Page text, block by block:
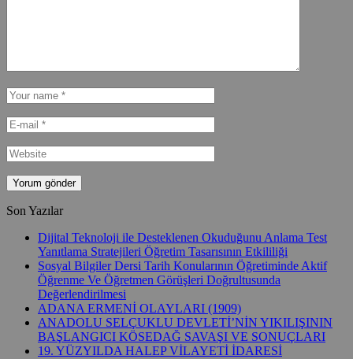
Son Yazılar
Dijital Teknoloji ile Desteklenen Okuduğunu Anlama Test
Yanıtlama Stratejileri Öğretim Tasarısının Etkililiği
Sosyal Bilgiler Dersi Tarih Konularının Öğretiminde Aktif
Öğrenme Ve Öğretmen Görüşleri Doğrultusunda
Değerlendirilmesi
ADANA ERMENİ OLAYLARI (1909)
ANADOLU SELÇUKLU DEVLETİ’NİN YIKILIŞININ
BAŞLANGICI KÖSEDAĞ SAVAŞI VE SONUÇLARI
19. YÜZYILDA HALEP VİLAYETİ İDARESİ